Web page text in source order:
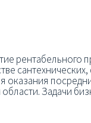
рентабельного
оказания
Задачи